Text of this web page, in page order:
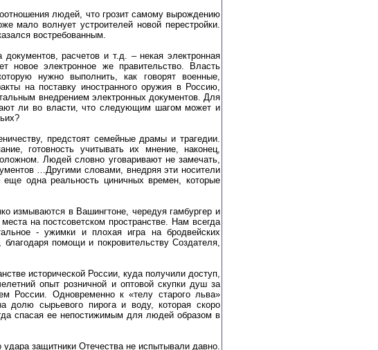
людей, что грозит самому вырождению
мало волнует устроителей новой перестройки.
востребованным.
расчетов и т.д. – некая электронная
новое электронное же правительство. Власть
нужно выполнить, как говорят военные,
на поставку иностранного оружия в Россию,
внедрением электронных документов. Для
ли во власти, что следующим шагом может и
предстоят семейные драмы и трагедии.
готовность учитывать их мнение, наконец,
Людей словно уговаривают не замечать,
…Другими словами, внедряя эти носители
одна реальность циничных времен, которые
измываются в Вашингтоне, чередуя гамбургер и
на постсоветском пространстве. Нам всегда
- ужимки и плохая игра на бродвейских
помощи и покровительству Создателя,
исторической России, куда получили доступ,
опыт розничной и оптовой скупки душ за
России. Одновременно к «телу старого льва»
долю сырьевого пирога и воду, которая скоро
спасая ее непостижимым для людей образом в
защитники Отечества не испытывали давно.